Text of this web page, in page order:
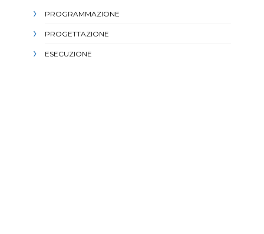
PROGRAMMAZIONE
PROGETTAZIONE
ESECUZIONE